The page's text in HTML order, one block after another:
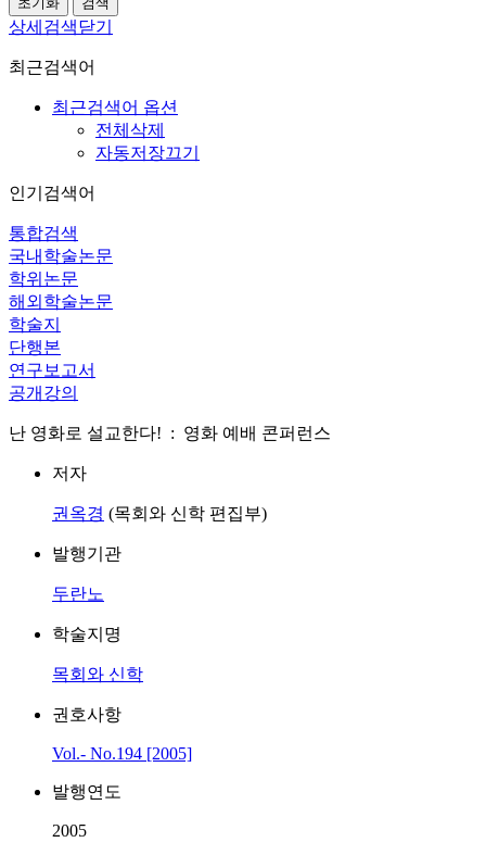
상세검색닫기
최근검색어
최근검색어 옵션
전체삭제
자동저장끄기
인기검색어
통합검색
국내학술논문
학위논문
해외학술논문
학술지
단행본
연구보고서
공개강의
난 영화로 설교한다! : 영화 예배 콘퍼런스
저자
권옥경 (목회와 신학 편집부)
발행기관
두란노
학술지명
목회와 신학
권호사항
Vol.- No.194 [2005]
발행연도
2005